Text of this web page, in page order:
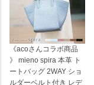
《acoさんコラボ商品
》 mieno spira 本革 ト
ートバッグ 2WAY ショ
ルダーベルト付き レデ